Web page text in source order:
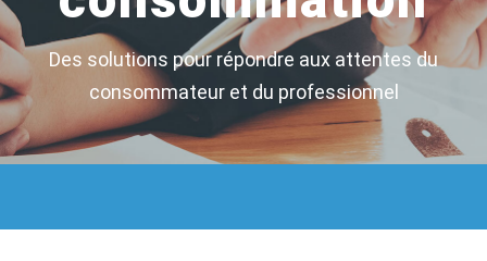
Des solutions pour répondre aux attentes du
consommateur et du professionnel